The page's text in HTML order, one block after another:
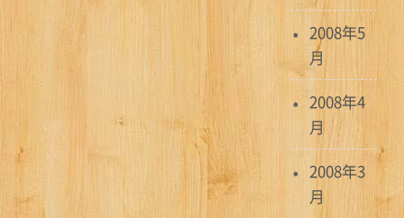
2008年5
月
2008年4
月
2008年3
月